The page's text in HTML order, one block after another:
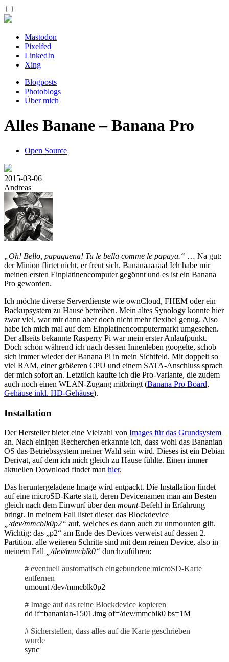
Mastodon
Pixelfed
LinkedIn
Xing
Blogposts
Photoblogs
Über mich
Alles Banane – Banana Pro
Open Source
2015-03-06
Andreas
„Oh! Bello, papaguena! Tu le bella comme le papaya.“ … Na gut:
der Minion flirtet nicht, er freut sich. Bananaaaaaa! Ich habe mir
meinen ersten Einplatinencomputer gegönnt und es ist ein Banana
Pro geworden.
Ich möchte diverse Serverdienste wie ownCloud, FHEM oder ein
Backupsystem zu Hause betreiben. Mein altes Synology konnte hier
zwar viel, war mir dann aber doch nicht mehr flexibel genug. Also
habe ich mich mal auf dem Einplatinencomputermarkt umgesehen.
Der allseits bekannte Rasperry Pi war mein erster Anlaufpunkt.
Doch schon während ich nach dessen Innenleben googelte, schob
sich immer wieder der Banana Pi in mein Sichtfeld. Mit doppelt so
viel RAM, einer größeren CPU und einem SATA-Anschluss sprach
der mich sofort an. Letztlich kaufte ich die Pro-Variante, die zudem
auch noch einen WLAN-Zugang mitbringt (Banana Pro Board,
Gehäuse inkl. HD-Gehäuse).
Installation
Der Hersteller bietet eine Vielzahl von Images für das Grundsystem
an. Nach einigen Recherchen erkannte ich, dass wohl das Bananian
OS das Betriebssystem meiner Wahl sein wird. Dieses ist ein Debian
Derivat, auf dem ich mich gleich zu Hause fühlte. Einen immer
aktuellen Download findet man hier.
Das heruntergeladene Image wird entpackt. Die Installation findet
auf eine microSD-Karte statt, deren Devicenamen man am Besten
gleich nach dem Einwurf über den mount-Befehl in Erfahrung
bringt. In meinem Fall listet dieser das Blockdevice
„/dev/mmcblk0p2“ auf, welches es dann auch zu unmounten gilt.
Wichtig: das „p2“ am Ende des Devices verweist auf dessen 2.
Partition. alle weiteren Schritte sind mit dem reinen Device, also in
meinem Fall
„/dev/mmcblk0“ durchzuführen:
# eventuell austomatisch eingebundene microSD-Karte
entfernen
umount /dev/mmcblk0p2
# Image auf das reine Blockdevice kopieren
dd if=bananian-1501 .img of=/dev/mmcblk0 bs=1M
# Sicherstellen, dass alles auf die Karte geschrieben
wurde
sync